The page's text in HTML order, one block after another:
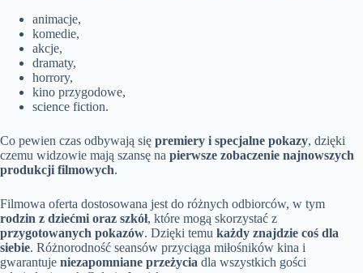
animacje,
komedie,
akcje,
dramaty,
horrory,
kino przygodowe,
science fiction.
Co pewien czas odbywają się premiery i specjalne pokazy, dzięki
czemu widzowie mają szansę na pierwsze zobaczenie najnowszych
produkcji filmowych.
Filmowa oferta dostosowana jest do różnych odbiorców, w tym
rodzin z dziećmi oraz szkół, które mogą skorzystać z
przygotowanych pokazów. Dzięki temu każdy znajdzie coś dla
siebie. Różnorodność seansów przyciąga miłośników kina i
gwarantuje niezapomniane przeżycia dla wszystkich gości